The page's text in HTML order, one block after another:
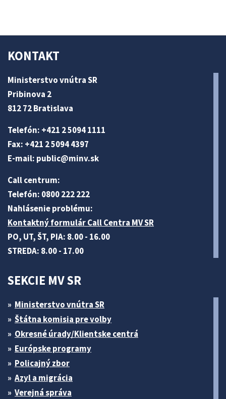
KONTAKT
Ministerstvo vnútra SR
Pribinova 2
812 72 Bratislava
Telefón: +421 2 5094 1111
Fax: +421 2 5094 4397
E-mail: public@minv.sk
Call centrum:
Telefón: 0800 222 222
Nahlásenie problému:
Kontaktný formulár Call Centra MV SR
PO, UT, ŠT, PIA: 8.00 - 16.00
STREDA: 8.00 - 17.00
SEKCIE MV SR
Ministerstvo vnútra SR
Štátna komisia pre volby
Okresné úrady/Klientske centrá
Európske programy
Policajný zbor
Azyl a migrácia
Verejná správa